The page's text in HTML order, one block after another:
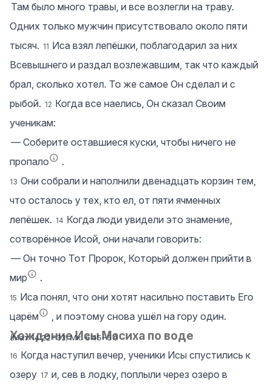
Там было много травы, и все возлегли на траву.
Одних только мужчин присутствовало около пяти
тысяч. 11 Иса взял лепёшки, поблагодарил за них
Всевышнего и раздал возлежавшим, так что каждый
брал, сколько хотел. То же самое Он сделал и с
рыбой. 12 Когда все наелись, Он сказал Своим
ученикам:
― Соберите оставшиеся куски, чтобы ничего не
пропало
.
13 Они собрали и наполнили двенадцать корзин тем,
что осталось у тех, кто ел, от пяти ячменных
лепёшек. 14 Когда люди увидели это знамение,
сотворённое Исой, они начали говорить:
― Он точно Тот Пророк, Который должен прийти в
мир
.
15 Иса понял, что они хотят насильно поставить Его
царём
, и поэтому снова ушёл на гору один.
Хождение Исы Масиха по воде
(Мат. 14:22‒33;Мк. 6:45‒51)
16 Когда наступил вечер, ученики Исы спустились к
озеру 17 и, сев в лодку, поплыли через озеро в